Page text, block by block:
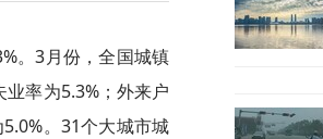
。3月份，全国城镇
率为5.3%；外来户
。31个大城市城